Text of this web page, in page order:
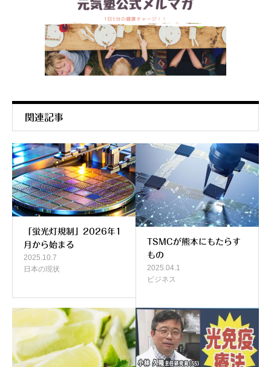
関連記事
「蛍光灯規制」2026年1
月から始まる
2025.10.7
日本の現状
TSMCが熊本にもたらす
もの
2025.04.1
ビジネス